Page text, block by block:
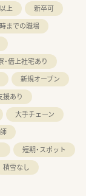
上
新卒可
までの職場
・借上社宅あり
新規オープン
援あり
大手チェーン
短期・スポット
積雪なし